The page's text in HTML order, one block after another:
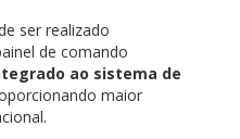
ser realizado
de comando
ao sistema de
maior